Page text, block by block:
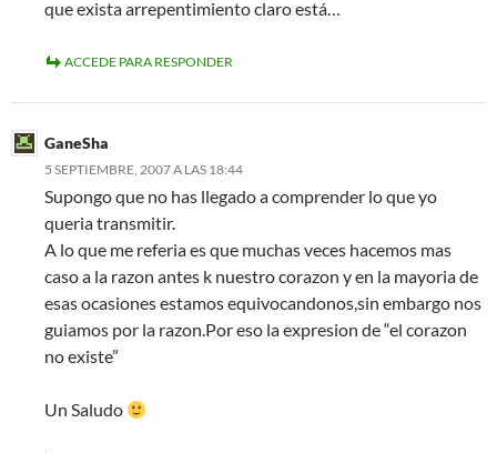
que exista arrepentimiento claro está…
ACCEDE PARA RESPONDER
GaneSha
5 SEPTIEMBRE, 2007 A LAS 18:44
Supongo que no has llegado a comprender lo que yo
queria transmitir.
A lo que me referia es que muchas veces hacemos mas
caso a la razon antes k nuestro corazon y en la mayoria de
esas ocasiones estamos equivocandonos,sin embargo nos
guiamos por la razon.Por eso la expresion de “el corazon
no existe”
Un Saludo